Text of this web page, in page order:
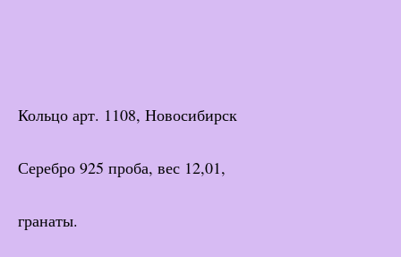
Кольцо арт. 1108, Новосибирск
Серебро 925 проба, вес 12,01,
гранаты.